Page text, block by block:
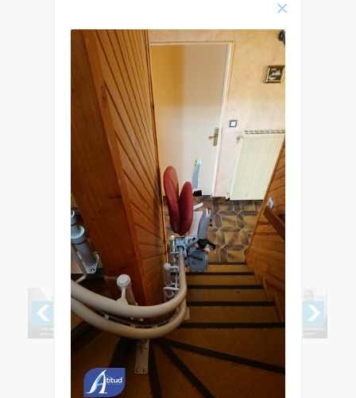
Rencontrez
notre équipe
& DÉCOUVREZ TOUTES LES ÉTAPES
DE L’ÉLABORATION ET DE
L’INSTALLATION DE VOTRE MONTE-
ESCALIER OU ÉLÉVATEUR PMR